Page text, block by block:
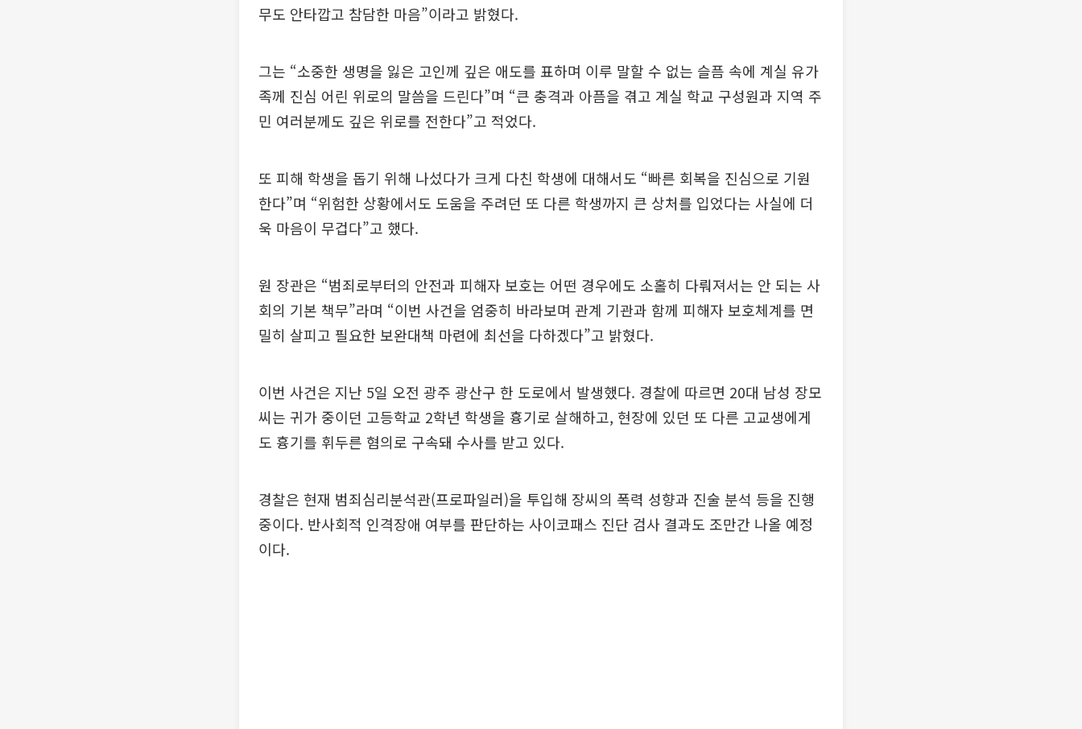
무도 안타깝고 참담한 마음”이라고 밝혔다.
그는 “소중한 생명을 잃은 고인께 깊은 애도를 표하며 이루 말할 수 없는 슬픔 속에 계실 유가
족께 진심 어린 위로의 말씀을 드린다”며 “큰 충격과 아픔을 겪고 계실 학교 구성원과 지역 주
민 여러분께도 깊은 위로를 전한다”고 적었다.
또 피해 학생을 돕기 위해 나섰다가 크게 다친 학생에 대해서도 “빠른 회복을 진심으로 기원
한다”며 “위험한 상황에서도 도움을 주려던 또 다른 학생까지 큰 상처를 입었다는 사실에 더
욱 마음이 무겁다”고 했다.
원 장관은 “범죄로부터의 안전과 피해자 보호는 어떤 경우에도 소홀히 다뤄져서는 안 되는 사
회의 기본 책무”라며 “이번 사건을 엄중히 바라보며 관계 기관과 함께 피해자 보호체계를 면
밀히 살피고 필요한 보완대책 마련에 최선을 다하겠다”고 밝혔다.
이번 사건은 지난 5일 오전 광주 광산구 한 도로에서 발생했다. 경찰에 따르면 20대 남성 장모
씨는 귀가 중이던 고등학교 2학년 학생을 흉기로 살해하고, 현장에 있던 또 다른 고교생에게
도 흉기를 휘두른 혐의로 구속돼 수사를 받고 있다.
경찰은 현재 범죄심리분석관(프로파일러)을 투입해 장씨의 폭력 성향과 진술 분석 등을 진행
중이다. 반사회적 인격장애 여부를 판단하는 사이코패스 진단 검사 결과도 조만간 나올 예정
이다.